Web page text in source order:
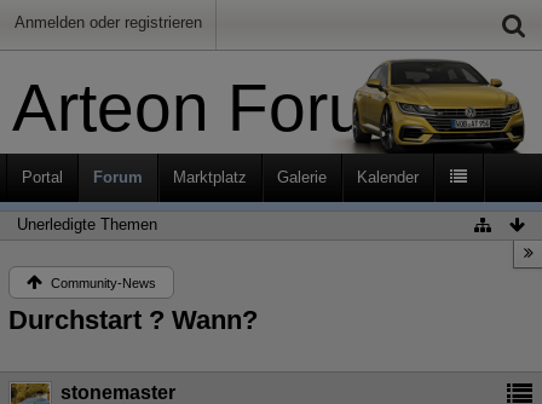
Anmelden oder registrieren
Arteon Forum
Portal Forum Marktplatz Galerie Kalender
Unerledigte Themen
Community-News
Durchstart ? Wann?
stonemaster